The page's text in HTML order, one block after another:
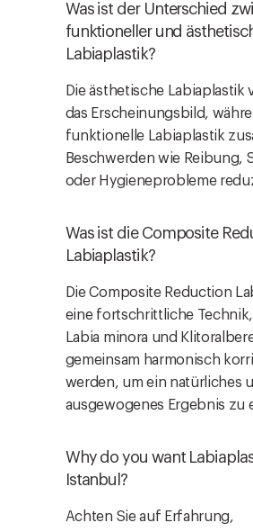
Was ist der Unterschied
funktioneller und
Labiaplastik?
Die ästhetische Labiaplastik
das Erscheinungsbild,
funktionelle Labiaplastik
Beschwerden wie Reibung,
oder Hygieneprobleme
Was ist die Composite
Labiaplastik?
Die Composite Reduction
eine fortschrittliche
Labia minora und
gemeinsam harmonisch
werden, um ein natürliches
ausgewogenes Ergebnis zu
Why do you want
Istanbul?
Achten Sie auf Erfahrung,